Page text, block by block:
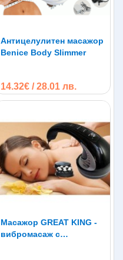
Антицелулитен масажор
Benice Body Slimmer
14.32€ / 28.01 лв.
Масажор GREAT KING -
вибромасаж с